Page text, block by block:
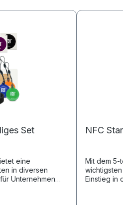
Set
eine
in diversen
Unternehmen
NFC
Mit dem 5-
Einstieg in